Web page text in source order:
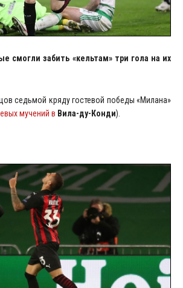
смогли забить «кельтам» три гола на их
седьмой кряду гостевой победы «Милана»
мучений в Вила-ду-Конди).